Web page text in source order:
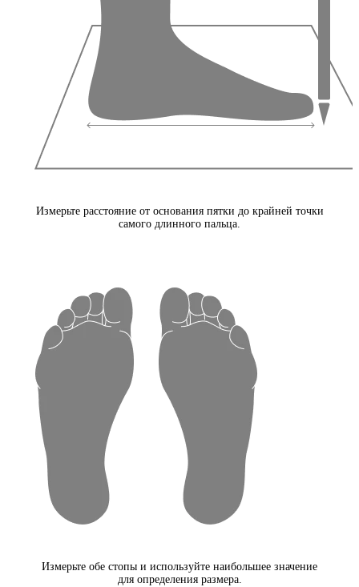
Измерьте расстояние от основания пятки до крайней точки
самого длинного пальца.
Измерьте обе стопы и используйте наибольшее значение
для определения размера.